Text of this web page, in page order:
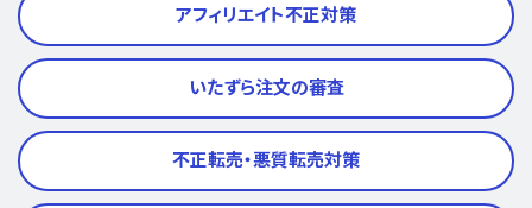
アフィリエイト不正対策
いたずら注文の審査
不正転売・悪質転売対策